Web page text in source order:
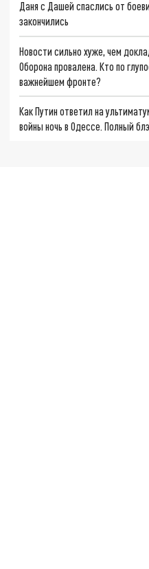
Даня с Дашей спаслись от
закончились
Новости сильно хуже, чем
Оборона провалена. Кто по
важнейшем фронте?
Как Путин ответил на
войны ночь в Одессе. Полный